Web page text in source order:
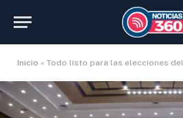
Inicio » Todo listo para las elecciones